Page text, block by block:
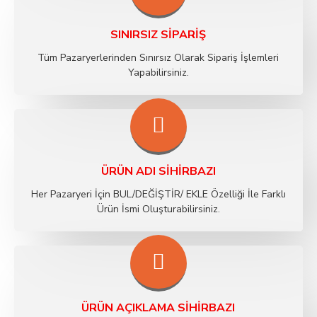
SINIRSIZ SIPARIŞ
Tüm Pazaryerlerinden Sınırsız Olarak Sipariş İşlemleri
Yapabilirsiniz.
ÜRÜN ADI SIHIRBAZI
Her Pazaryeri İçin BUL/DEĞİŞTİR/ EKLE Özelliği İle Farklı
Ürün İsmi Oluşturabilirsiniz.
ÜRÜN AÇIKLAMA SIHIRBAZI